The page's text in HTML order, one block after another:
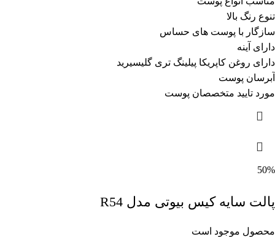
تنوع رنگ بالا
سازگار با پوست های حساس
دارای آینه
دارای روغن کاپریکا پیلینگ تری گلیسیرید
آبرسان پوست
مورد تایید متخصصان پوست
50%
پالت سایه کیس بیوتی مدل R54
محصول موجود است